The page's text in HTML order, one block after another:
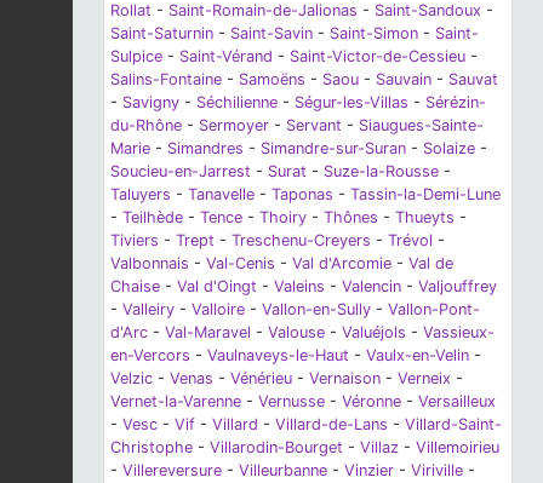
Rollat - Saint-Romain-de-Jalionas - Saint-Sandoux -
Saint-Saturnin - Saint-Savin - Saint-Simon - Saint-
Sulpice - Saint-Vérand - Saint-Victor-de-Cessieu -
Salins-Fontaine - Samoëns - Saou - Sauvain - Sauvat
- Savigny - Séchilienne - Ségur-les-Villas - Sérézin-
du-Rhône - Sermoyer - Servant - Siaugues-Sainte-
Marie - Simandres - Simandre-sur-Suran - Solaize -
Soucieu-en-Jarrest - Surat - Suze-la-Rousse -
Taluyers - Tanavelle - Taponas - Tassin-la-Demi-Lune
- Teilhède - Tence - Thoiry - Thônes - Thueyts -
Tiviers - Trept - Treschenu-Creyers - Trévol -
Valbonnais - Val-Cenis - Val d'Arcomie - Val de
Chaise - Val d'Oingt - Valeins - Valencin - Valjouffrey
- Valleiry - Valloire - Vallon-en-Sully - Vallon-Pont-
d'Arc - Val-Maravel - Valouse - Valuéjols - Vassieux-
en-Vercors - Vaulnaveys-le-Haut - Vaulx-en-Velin -
Velzic - Venas - Vénérieu - Vernaison - Verneix -
Vernet-la-Varenne - Vernusse - Véronne - Versailleux
- Vesc - Vif - Villard - Villard-de-Lans - Villard-Saint-
Christophe - Villarodin-Bourget - Villaz - Villemoirieu
- Villereversure - Villeurbanne - Vinzier - Viriville -